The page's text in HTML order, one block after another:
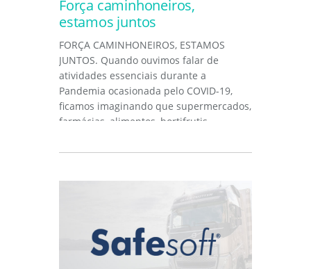
Força caminhoneiros,
estamos juntos
FORÇA CAMINHONEIROS, ESTAMOS
JUNTOS. Quando ouvimos falar de
atividades essenciais durante a
Pandemia ocasionada pelo COVID-19,
ficamos imaginando que supermercados,
farmácias, alimentos, hortifrutis,